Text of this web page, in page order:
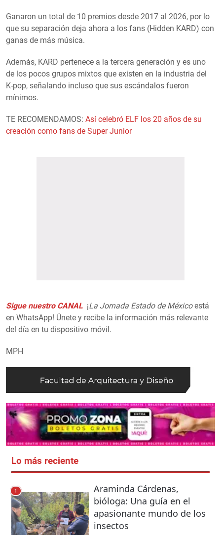
Ganaron un total de 10 premios desde 2017 al 2026, por lo
que su separación deja ahora a los fans (Hidden KARD) con
ganas de más música.
Además, KARD pertenece a la tercera generación y es uno
de los pocos grupos mixtos que existen en la industria del
K-pop, señalando incluso que sus escándalos fueron
mínimos.
TE RECOMENDAMOS: Así celebró ELF los 20 años de su
creación como fans de Super Junior
Sigue nuestro CANAL ¡La Jornada Estado de Méxicoestá
en WhatsApp! Únete y recibe la información más relevante
del día en tu dispositivo móvil.
MPH
Lo más reciente
1
Araminda Cárdenas,
bióloga: Una guía en el
apasionante mundo de los
insectos